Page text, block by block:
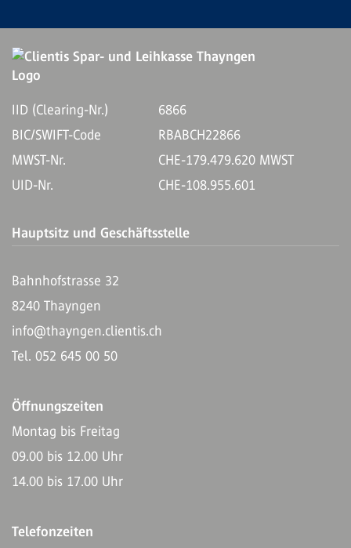
IID (Clearing-Nr.)
6866
BIC/SWIFT-Code
RBABCH22866
MWST-Nr.
CHE-179.479.620 MWST
UID-Nr.
CHE-108.955.601
Hauptsitz und Geschäftsstelle
Bahnhofstrasse 32
8240 Thayngen
info@thayngen.clientis.ch
Tel. 052 645 00 50
Öffnungszeiten
Montag bis Freitag
09.00 bis 12.00 Uhr
14.00 bis 17.00 Uhr
Telefonzeiten